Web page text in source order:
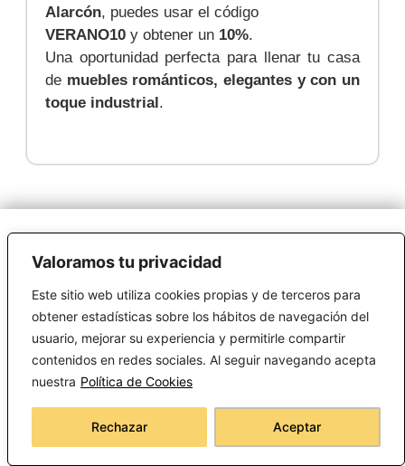
Valoramos tu privacidad
Este sitio web utiliza cookies propias y de terceros para
obtener estadísticas sobre los hábitos de navegación del
usuario, mejorar su experiencia y permitirle compartir
contenidos en redes sociales. Al seguir navegando acepta
nuestra Política de Cookies
Rechazar Aceptar
Alarcón, puedes usar el código
VERANO10 y obtener un 10%.
Una oportunidad perfecta para llenar tu casa
de muebles románticos, elegantes y con un
toque industrial.
INFORMACIÓN
Política de Cookies
Política de privacidad